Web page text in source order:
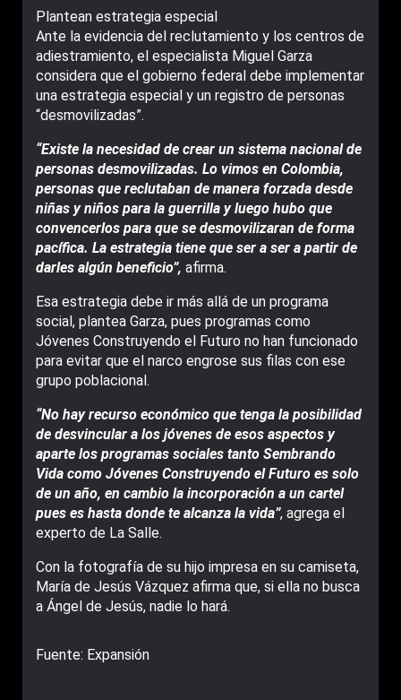
Plantean estrategia especial
Ante la evidencia del reclutamiento y los centros de
adiestramiento, el especialista Miguel Garza
considera que el gobierno federal debe implementar
una estrategia especial y un registro de personas
“desmovilizadas”.
“Existe la necesidad de crear un sistema nacional de
personas desmovilizadas. Lo vimos en Colombia,
personas que reclutaban de manera forzada desde
niñas y niños para la guerrilla y luego hubo que
convencerlos para que se desmovilizaran de forma
pacífica. La estrategia tiene que ser a ser a partir de
darles algún beneficio”, afirma.
Esa estrategia debe ir más allá de un programa
social, plantea Garza, pues programas como
Jóvenes Construyendo el Futuro no han funcionado
para evitar que el narco engrose sus filas con ese
grupo poblacional.
“No hay recurso económico que tenga la posibilidad
de desvincular a los jóvenes de esos aspectos y
aparte los programas sociales tanto Sembrando
Vida como Jóvenes Construyendo el Futuro es solo
de un año, en cambio la incorporación a un cartel
pues es hasta donde te alcanza la vida”, agrega el
experto de La Salle.
Con la fotografía de su hijo impresa en su camiseta,
María de Jesús Vázquez afirma que, si ella no busca
a Ángel de Jesús, nadie lo hará.
Fuente: Expansión